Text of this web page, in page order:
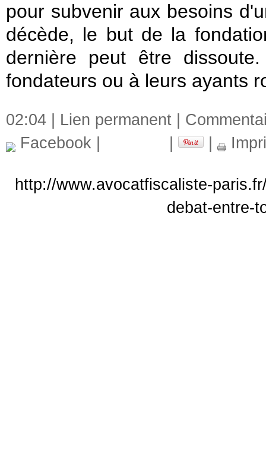
pour subvenir aux besoins
décède, le but de la
dernière peut être
fondateurs ou à leurs ayants
02:04 | Lien permanent
Facebook
http://www.avocatfiscaliste-
debat-entre-